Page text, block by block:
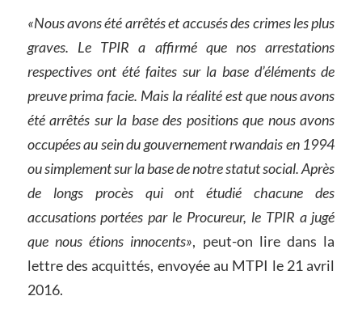
«Nous avons été arrêtés et accusés des crimes les plus
graves. Le TPIR a affirmé que nos arrestations
respectives ont été faites sur la base d’éléments de
preuve prima facie. Mais la réalité est que nous avons
été arrêtés sur la base des positions que nous avons
occupées au sein du gouvernement rwandais en 1994
ou simplement sur la base de notre statut social. Après
de longs procès qui ont étudié chacune des
accusations portées par le Procureur, le TPIR a jugé
que nous étions innocents», peut-on lire dans la
lettre des acquittés, envoyée au MTPI le 21 avril
2016.